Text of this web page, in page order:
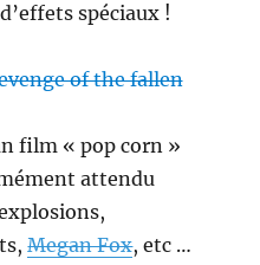
spéciaux !
film « pop corn »
attendu
Megan Fox, etc …